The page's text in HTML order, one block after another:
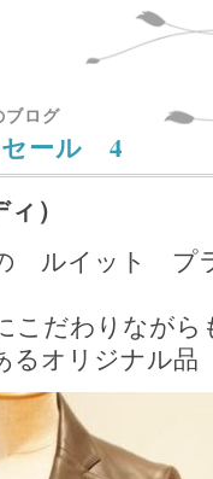
ログ
セール 4
）
の ルイット プ
こだわりながら
るオリジナル品